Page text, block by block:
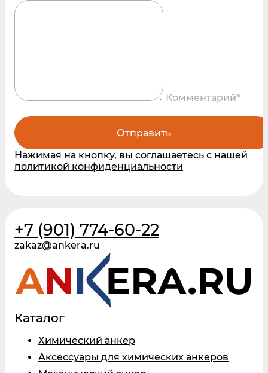
Комментарий*
Отправить
Нажимая на кнопку, вы соглашаетесь с нашей
политикой конфиденциальности
+7 (901) 774-60-22
zakaz@ankera.ru
Каталог
Химический анкер
Аксессуары для химических анкеров